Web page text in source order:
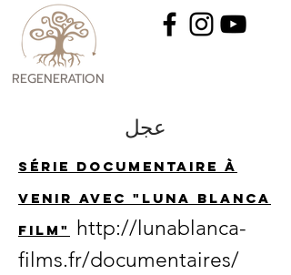
REGENERATION
عجل
Série documentaire à
venir avec "luna blanca
film"
http://lunablanca-
films.fr/documentaires/